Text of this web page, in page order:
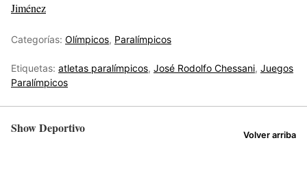
Jiménez
Categorías: Olímpicos, Paralímpicos
Etiquetas: atletas paralímpicos, José Rodolfo Chessani, Juegos
Paralímpicos
Show Deportivo Volver arriba